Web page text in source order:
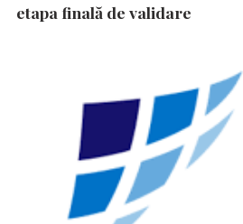
etapa finală de validare